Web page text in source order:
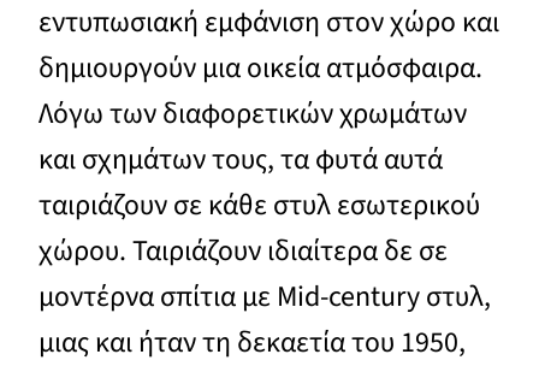
εντυπωσιακή εμφάνιση στον χώρο και
δημιουργούν μια οικεία ατμόσφαιρα.
Λόγω των διαφορετικών χρωμάτων
και σχημάτων τους, τα φυτά αυτά
ταιριάζουν σε κάθε στυλ εσωτερικού
χώρου. Ταιριάζουν ιδιαίτερα δε σε
μοντέρνα σπίτια με Mid-century στυλ,
μιας και ήταν τη δεκαετία του 1950,